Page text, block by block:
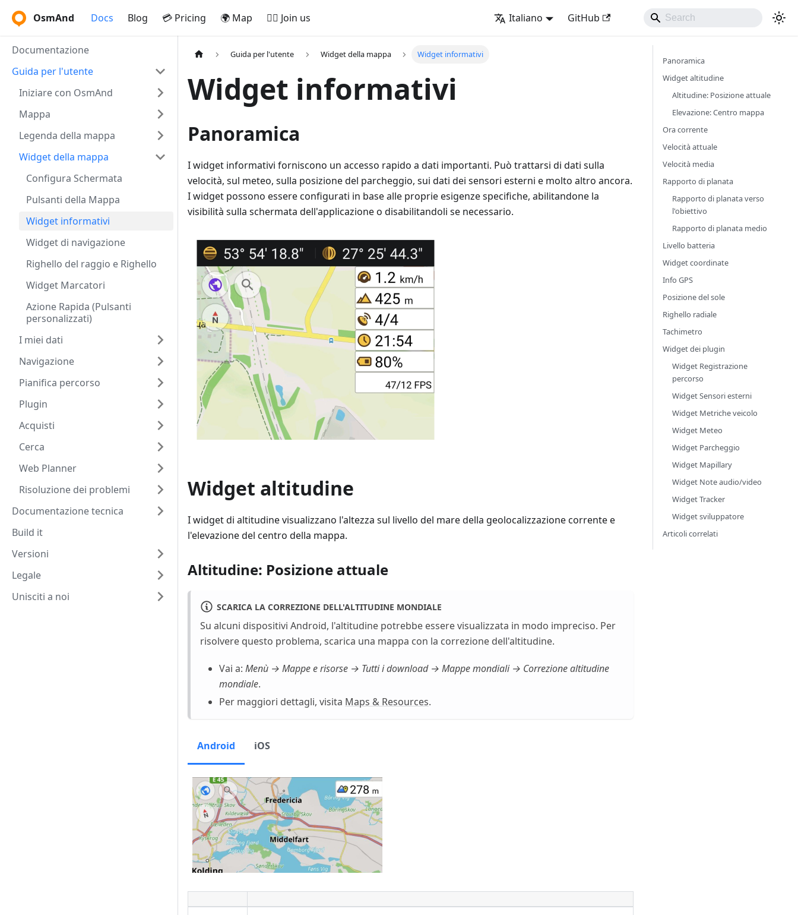
OsmAnd Docs Blog 💳 Pricing 🌍 Map 🚵‍♂️ Join us Italiano GitHub
Documentazione
Guida per l'utente
Iniziare con OsmAnd
Mappa
Legenda della mappa
Widget della mappa
Configura Schermata
Pulsanti della Mappa
Widget informativi
Widget di navigazione
Righello del raggio e Righello
Widget Marcatori
Azione Rapida (Pulsanti
personalizzati)
I miei dati
Navigazione
Pianifica percorso
Plugin
Acquisti
Cerca
Web Planner
Risoluzione dei problemi
Documentazione tecnica
Build it
Versioni
Legale
Unisciti a noi
Guida per l'utente Widget della mappa Widget informativi
Widget informativi
Panoramica
I widget informativi forniscono un accesso rapido a dati importanti. Può trattarsi di dati sulla
velocità, sul meteo, sulla posizione del parcheggio, sui dati dei sensori esterni e molto altro ancora.
I widget possono essere configurati in base alle proprie esigenze specifiche, abilitandone la
visibilità sulla schermata dell'applicazione o disabilitandoli se necessario.
Widget altitudine
I widget di altitudine visualizzano l'altezza sul livello del mare della geolocalizzazione corrente e
l'elevazione del centro della mappa.
Altitudine: Posizione attuale
SCARICA LA CORREZIONE DELL'ALTITUDINE MONDIALE
Su alcuni dispositivi Android, l'altitudine potrebbe essere visualizzata in modo impreciso. Per
risolvere questo problema, scarica una mappa con la correzione dell'altitudine.
Vai a: Menù → Mappe e risorse → Tutti i download → Mappe mondiali → Correzione altitudine
mondiale.
Per maggiori dettagli, visita Maps & Resources.
Android iOS
Panoramica
Widget altitudine
Altitudine: Posizione attuale
Elevazione: Centro mappa
Ora corrente
Velocità attuale
Velocità media
Rapporto di planata
Rapporto di planata verso
l'obiettivo
Rapporto di planata medio
Livello batteria
Widget coordinate
Info GPS
Posizione del sole
Righello radiale
Tachimetro
Widget dei plugin
Widget Registrazione
percorso
Widget Sensori esterni
Widget Metriche veicolo
Widget Meteo
Widget Parcheggio
Widget Mapillary
Widget Note audio/video
Widget Tracker
Widget sviluppatore
Articoli correlati